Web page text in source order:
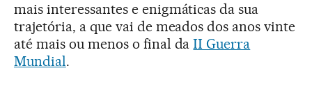
mais interessantes e enigmáticas da sua
trajetória, a que vai de meados dos anos vinte
até mais ou menos o final daII Guerra
Mundial.